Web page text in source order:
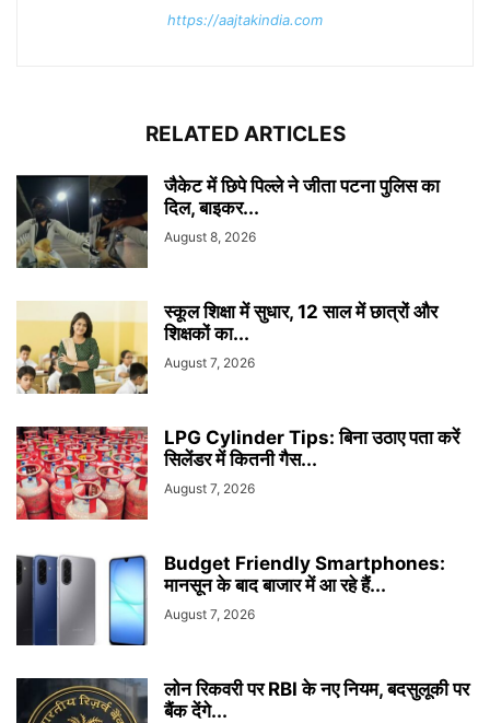
https://aajtakindia.com
RELATED ARTICLES
जैकेट में छिपे पिल्ले ने जीता पटना पुलिस का
दिल, बाइकर...
August 8, 2026
स्कूल शिक्षा में सुधार, 12 साल में छात्रों और
शिक्षकों का...
August 7, 2026
LPG Cylinder Tips: बिना उठाए पता करें
सिलेंडर में कितनी गैस...
August 7, 2026
Budget Friendly Smartphones:
मानसून के बाद बाजार में आ रहे हैं...
August 7, 2026
लोन रिकवरी पर RBI के नए नियम, बदसुलूकी पर
बैंक देंगे...